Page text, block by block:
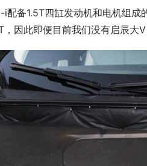
i配备1.5T四缸发动机和电机组
，因此即便目前我们没有启辰大